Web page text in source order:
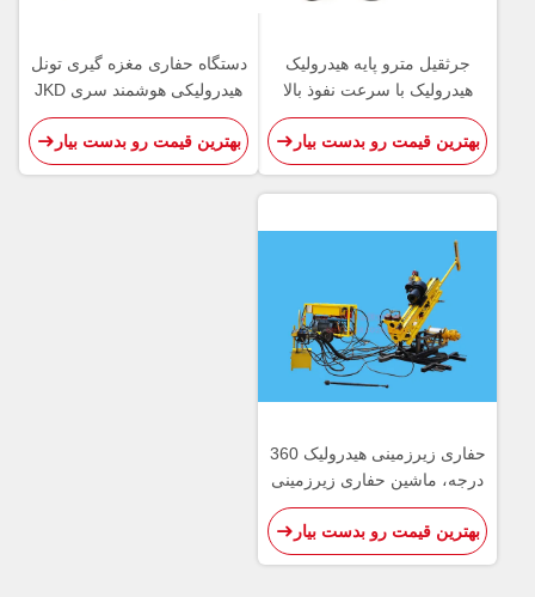
جرثقیل مترو پایه هیدرولیک
هیدرولیک با سرعت نفوذ بالا
JKD252
بهترین قیمت رو بدست بیار
دستگاه حفاری مغزه گیری تونل
هیدرولیکی هوشمند سری JKD
با زاویه کامل
بهترین قیمت رو بدست بیار
حفاری زیرزمینی هیدرولیک 360
درجه، ماشین حفاری زیرزمینی
بهترین قیمت رو بدست بیار